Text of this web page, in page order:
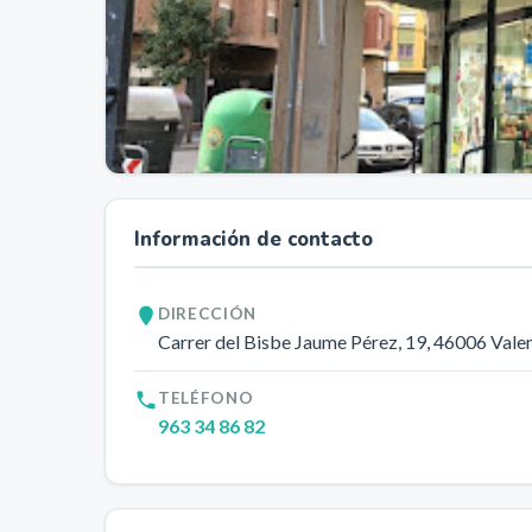
Información de contacto
DIRECCIÓN
Carrer del Bisbe Jaume Pérez, 19, 46006
TELÉFONO
963 34 86 82